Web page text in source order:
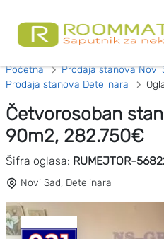
Početna
Prodaja stanova Novi
Prodaja stanova Detelinara
Četvorosoban
90m2, 282.750€
Šifra oglasa: RUMEJTOR-
Novi Sad, Detelinara